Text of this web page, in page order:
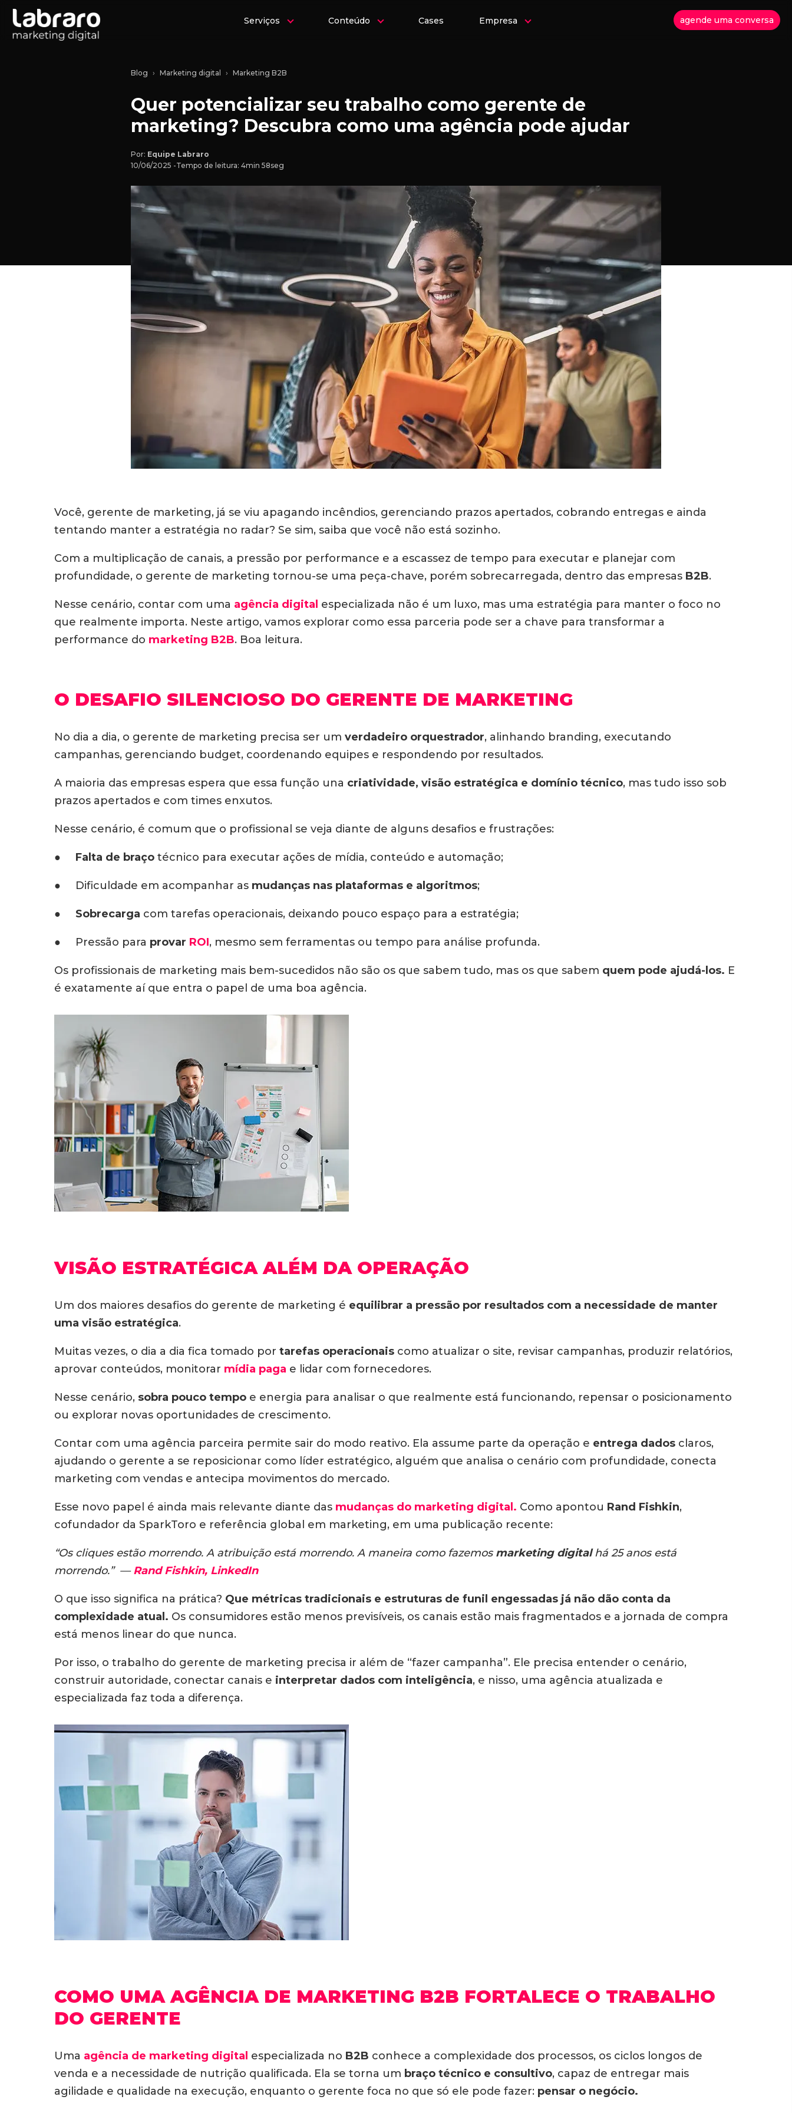
Serviços Conteúdo Cases Empresa agende uma conversa
Blog Marketing digital Marketing B2B
Quer potencializar seu trabalho como gerente de
marketing? Descubra como uma agência pode ajudar
Por: Equipe Labraro
10/06/2025 -Tempo de leitura: 4min 58seg
Você, gerente de marketing, já se viu apagando incêndios, gerenciando prazos apertados, cobrando entregas e ainda
tentando manter a estratégia no radar? Se sim, saiba que você não está sozinho.
Com a multiplicação de canais, a pressão por performance e a escassez de tempo para executar e planejar com
profundidade, o gerente de marketing tornou-se uma peça-chave, porém sobrecarregada, dentro das empresas B2B.
Nesse cenário, contar com uma agência digital especializada não é um luxo, mas uma estratégia para manter o foco no
que realmente importa. Neste artigo, vamos explorar como essa parceria pode ser a chave para transformar a
performance do marketing B2B. Boa leitura.
O DESAFIO SILENCIOSO DO GERENTE DE MARKETING
No dia a dia, o gerente de marketing precisa ser um verdadeiro orquestrador, alinhando branding, executando
campanhas, gerenciando budget, coordenando equipes e respondendo por resultados.
A maioria das empresas espera que essa função una criatividade, visão estratégica e domínio técnico, mas tudo isso sob
prazos apertados e com times enxutos.
Nesse cenário, é comum que o profissional se veja diante de alguns desafios e frustrações:
● Falta de braço técnico para executar ações de mídia, conteúdo e automação;
● Dificuldade em acompanhar as mudanças nas plataformas e algoritmos;
● Sobrecarga com tarefas operacionais, deixando pouco espaço para a estratégia;
● Pressão para provar ROI, mesmo sem ferramentas ou tempo para análise profunda.
Os profissionais de marketing mais bem-sucedidos não são os que sabem tudo, mas os que sabem quem pode ajudá-los. E
é exatamente aí que entra o papel de uma boa agência.
VISÃO ESTRATÉGICA ALÉM DA OPERAÇÃO
Um dos maiores desafios do gerente de marketing é equilibrar a pressão por resultados com a necessidade de manter
uma visão estratégica.
Muitas vezes, o dia a dia fica tomado por tarefas operacionais como atualizar o site, revisar campanhas, produzir relatórios,
aprovar conteúdos, monitorar mídia paga e lidar com fornecedores.
Nesse cenário, sobra pouco tempo e energia para analisar o que realmente está funcionando, repensar o posicionamento
ou explorar novas oportunidades de crescimento.
Contar com uma agência parceira permite sair do modo reativo. Ela assume parte da operação e entrega dados claros,
ajudando o gerente a se reposicionar como líder estratégico, alguém que analisa o cenário com profundidade, conecta
marketing com vendas e antecipa movimentos do mercado.
Esse novo papel é ainda mais relevante diante das mudanças do marketing digital . Como apontou Rand Fishkin,
cofundador da SparkToro e referência global em marketing, em uma publicação recente:
“Os cliques estão morrendo. A atribuição está morrendo. A maneira como fazemosmarketing digitalhá 25 anos está
morrendo.” —Rand Fishkin, LinkedIn
O que isso significa na prática? Que métricas tradicionais e estruturas de funil engessadas já não dão conta da
complexidade atual. Os consumidores estão menos previsíveis, os canais estão mais fragmentados e a jornada de compra
está menos linear do que nunca.
Por isso, o trabalho do gerente de marketing precisa ir além de “fazer campanha”. Ele precisa entender o cenário,
construir autoridade, conectar canais e interpretar dados com inteligência, e nisso, uma agência atualizada e
especializada faz toda a diferença.
COMO UMA AGÊNCIA DE MARKETING B2B FORTALECE O TRABALHO
DO GERENTE
Uma agência de marketing digital especializada no B2B conhece a complexidade dos processos, os ciclos longos de
venda e a necessidade de nutrição qualificada. Ela se torna um braço técnico e consultivo, capaz de entregar mais
agilidade e qualidade na execução, enquanto o gerente foca no que só ele pode fazer: pensar o negócio.